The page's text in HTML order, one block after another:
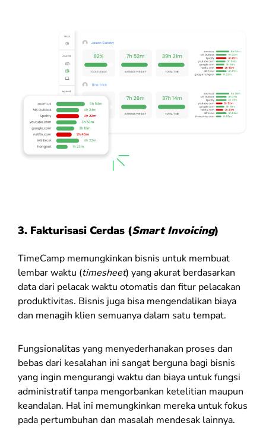
3. Fakturisasi Cerdas (Smart Invoicing)
TimeCamp memungkinkan bisnis untuk membuat
lembar waktu (timesheet) yang akurat berdasarkan
data dari pelacak waktu otomatis dan fitur pelacakan
produktivitas. Bisnis juga bisa mengendalikan biaya
dan menagih klien semuanya dalam satu tempat.
Fungsionalitas yang menyederhanakan proses dan
bebas dari kesalahan ini sangat berguna bagi bisnis
yang ingin mengurangi waktu dan biaya untuk fungsi
administratif tanpa mengorbankan ketelitian maupun
keandalan. Hal ini memungkinkan mereka untuk fokus
pada pertumbuhan dan masalah mendesak lainnya.